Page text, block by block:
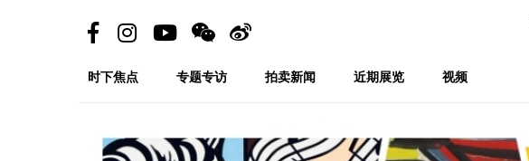
时下焦点 专题专访 拍卖新闻 近期展览 视频